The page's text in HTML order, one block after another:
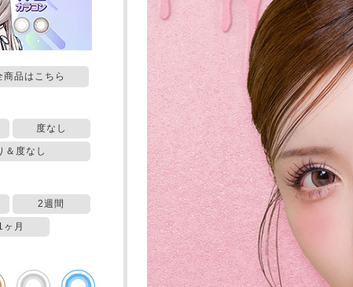
商品はこちら
度なし
＆度なし
2週間
ヶ月